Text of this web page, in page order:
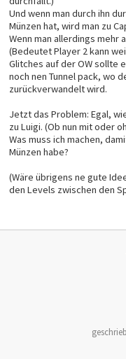
Und wenn man durch ihn
Münzen hat, wird man zu
Wenn man allerdings mehr
(Bedeutet Player 2 kann
Glitches auf der OW sollte
noch nen Tunnel pack, wo
zurückverwandelt wird.
Jetzt das Problem: Egal,
zu Luigi. (Ob nun mit oder
Was muss ich machen,
Münzen habe?
(Wäre übrigens ne gute
den Levels zwischen den